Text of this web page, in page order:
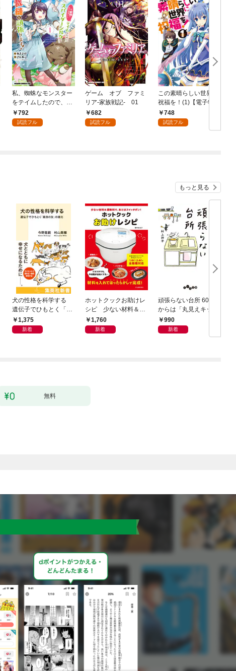
私、蜘蛛なモンスター
をテイムしたので、ス
パイダーシルクで裁縫
を頑張ります！ 1
792
試読フル
ゲーム オブ ファミ
リア-家族戦記- 01
682
試読フル
この素晴らしい世界に
祝福を！(1)【電子特別
版】748
試読フル
もっと見る
犬の性格を科学する
遺伝子でひもとく「最
良の友」の進化
1,375
新着
ホットクックお助けレ
シピ 少ない材料＆調
味料で、あとはスイッ
チポン！
1,760
新着
頑張らない台所 60歳
からは「丸見えキッチ
ン」でラクしておいし
い
990
新着
無料